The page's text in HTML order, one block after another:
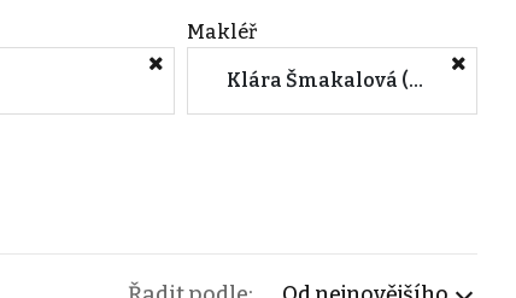
Makléř
Klára Šmakalová (M&M reality)